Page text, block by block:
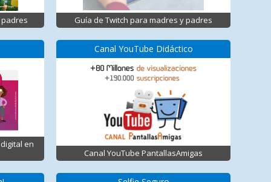
en
Guía de Twitch para madres y padres
Canal YouTube Didáctico
Canal YouTube PantallasAmigas